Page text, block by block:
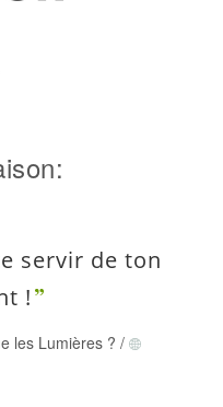
servir de ton
!
les Lumières ? /